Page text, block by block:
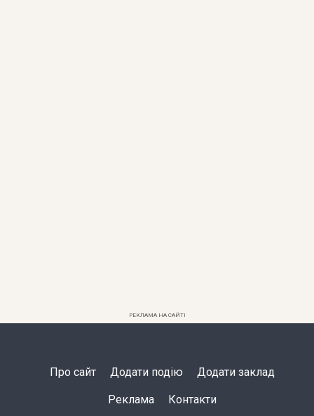
РЕКЛАМА НА САЙТІ
Про сайт Додати подію Додати заклад
Реклама Контакти